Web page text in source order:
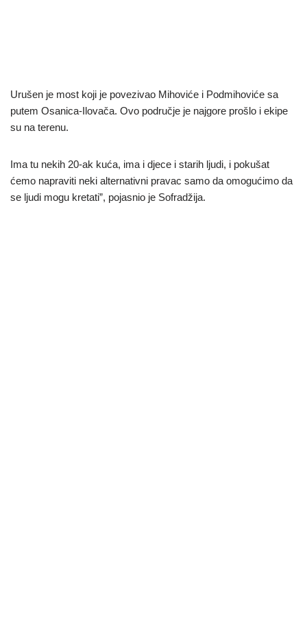
Urušen je most koji je povezivao Mihoviće i Podmihoviće sa
putem Osanica-Ilovača. Ovo područje je najgore prošlo i ekipe
su na terenu.
Ima tu nekih 20-ak kuća, ima i djece i starih ljudi, i pokušat
ćemo napraviti neki alternativni pravac samo da omogućimo da
se ljudi mogu kretati”, pojasnio je Sofradžija.